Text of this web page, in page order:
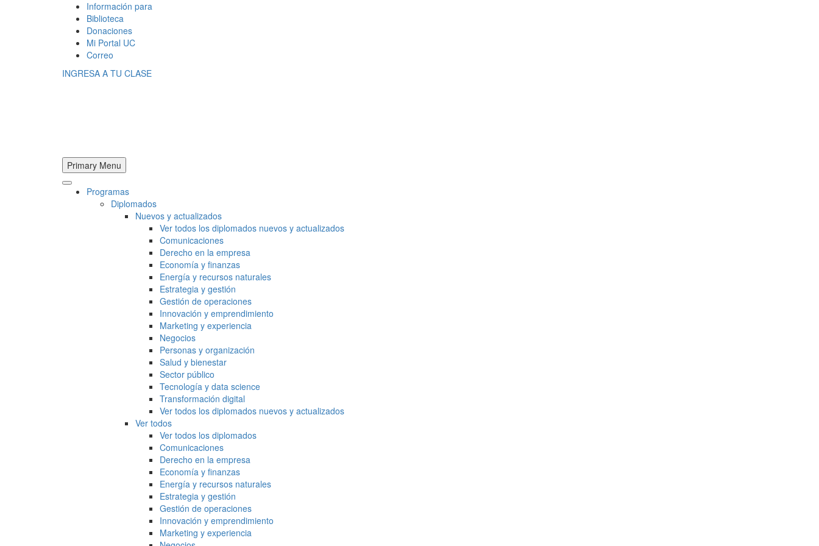
Información para
Biblioteca
Donaciones
Mi Portal UC
Correo
INGRESA A TU CLASE
Primary Menu
Programas
Diplomados
Nuevos y actualizados
Ver todos los diplomados nuevos y actualizados
Comunicaciones
Derecho en la empresa
Economía y finanzas
Energía y recursos naturales
Estrategia y gestión
Gestión de operaciones
Innovación y emprendimiento
Marketing y experiencia
Negocios
Personas y organización
Salud y bienestar
Sector público
Tecnología y data science
Transformación digital
Ver todos los diplomados nuevos y actualizados
Ver todos
Ver todos los diplomados
Comunicaciones
Derecho en la empresa
Economía y finanzas
Energía y recursos naturales
Estrategia y gestión
Gestión de operaciones
Innovación y emprendimiento
Marketing y experiencia